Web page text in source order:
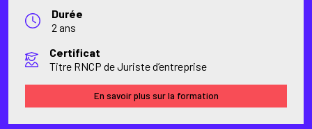
Durée
2 ans
Certificat
Titre RNCP de Juriste d’entreprise
En savoir plus sur la formation